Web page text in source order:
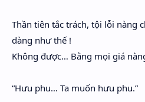
Thần tiên tắc trách, tội lỗi nàng
dàng như thế !
Không được… Bằng mọi giá
“Hưu phu… Ta muốn hưu phu.”